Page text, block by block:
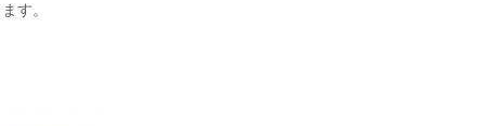
す。